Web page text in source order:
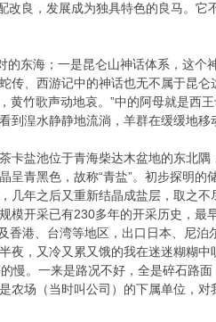
改良，发展成为独具特色的良马。
东海；一是昆仑山神话体系，这个
、西游记中的神话也无不属于昆
竹歌声动地哀。”中的阿母就是西王
湟水静静地流淌，羊群在缓缓地
卡盐池位于青海柴达木盆地的东北
青黑色，故称“青盐”。初步探明的
年之后又重新结晶成盐层，取之不
开采已有230多年的开采历史，最
港、台湾等地区，出口日本、尼泊
，又冷又累又饿的我在迷迷糊糊
慢。一来是路况不好，全是碎石路
场（当时叫公司）的下属单位，